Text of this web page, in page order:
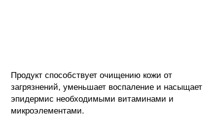
Продукт способствует очищению кожи от
загрязнений, уменьшает воспаление и насыщает
эпидермис необходимыми витаминами и
микроэлементами.